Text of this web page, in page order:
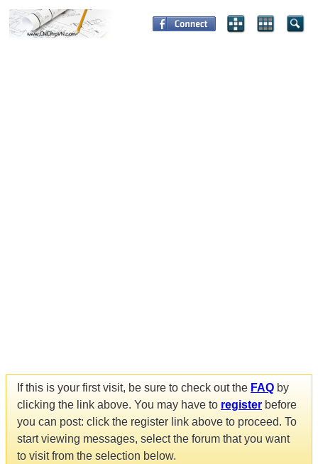
If this is your first visit, be sure to check out the FAQ by
clicking the link above. You may have to register before
you can post: click the register link above to proceed. To
start viewing messages, select the forum that you want
to visit from the selection below.